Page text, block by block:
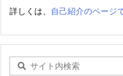
詳しくは、
自己紹介のページで